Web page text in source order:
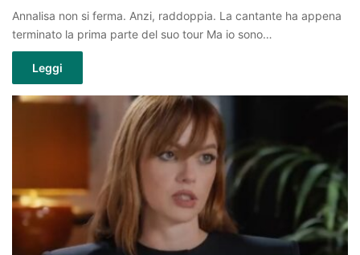
Annalisa non si ferma. Anzi, raddoppia. La cantante ha appena
terminato la prima parte del suo tour Ma io sono…
Leggi